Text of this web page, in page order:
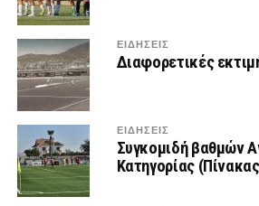
ΕΙΔΗΣΕΙΣ
Διαφορετικές
ΕΙΔΗΣΕΙΣ
Συγκομιδή βαθμών
Κατηγορίας